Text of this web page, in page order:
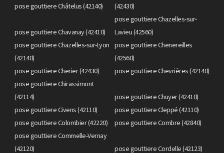
pose gouttiere Châtelus (42140)
(42430)
pose gouttiere Chavanay (42410)
pose gouttiere Chazelles-sur-
Lavieu (42560)
pose gouttiere Chazelles-sur-Lyon
(42140)
pose gouttiere Chenereilles
(42560)
pose gouttiere Cherier (42430)
pose gouttiere Chevrières (42140)
pose gouttiere Chirassimont
(42114)
pose gouttiere Chuyer (42410)
pose gouttiere Civens (42110)
pose gouttiere Cleppé (42110)
pose gouttiere Colombier (42220)
pose gouttiere Combre (42840)
pose gouttiere Commelle-Vernay
(42120)
pose gouttiere Cordelle (42123)